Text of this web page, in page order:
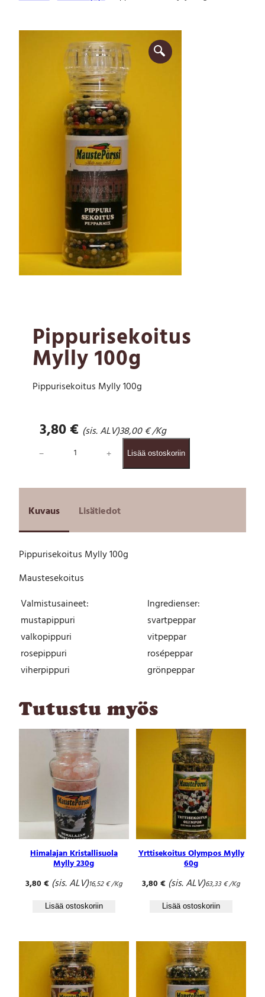
Pippurisekoitus
Mylly 100g
Pippurisekoitus Mylly 100g
3,80€ (sis. ALV)38,00€/Kg
r
i
s
k
i
u
s
M
y
l
l
0
0
g
− + Lisää ostoskoriin
Kuvaus Lisätiedot
Pippurisekoitus Mylly 100g
Maustesekoitus
Valmistusaineet:
Ingredienser:
mustapippuri
svartpeppar
valkopippuri
vitpeppar
rosepippuri
rosépeppar
viherpippuri
grönpeppar
Tutustu myös
Himalajan Kristallisuola
Mylly 230g
3,80€ (sis. ALV)16,52€/Kg
Lisää ostoskoriin
Yrttisekoitus Olympos Mylly
60g
3,80€ (sis. ALV)63,33€/Kg
Lisää ostoskoriin